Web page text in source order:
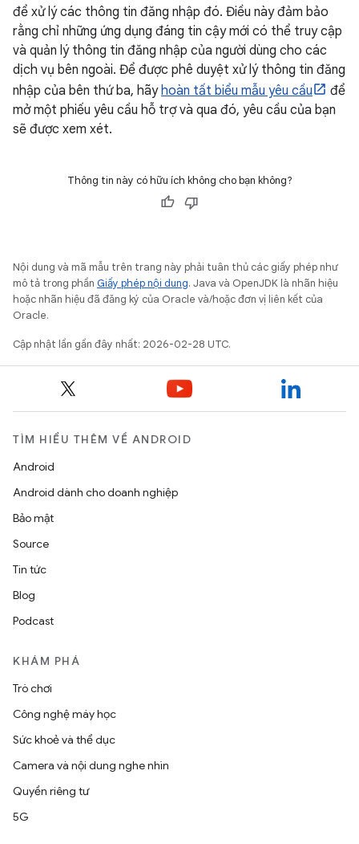
để xử lý các thông tin đăng nhập đó. Điều này đảm bảo
rằng chỉ những ứng dụng đáng tin cậy mới có thể truy cập
và quản lý thông tin đăng nhập của người dùng cho các
dịch vụ bên ngoài. Để được phê duyệt xử lý thông tin đăng
nhập của bên thứ ba, hãyhoàn tất biểu mẫu yêu cầu
để
mở một phiếu yêu cầu hỗ trợ và qua đó, yêu cầu của bạn
sẽ được xem xét.
Thông tin này có hữu ích không cho bạn không?
Nội dung và mã mẫu trên trang này phải tuân thủ các giấy phép như
mô tả trong phần Giấy phép nội dung. Java và OpenJDK là nhãn hiệu
hoặc nhãn hiệu đã đăng ký của Oracle và/hoặc đơn vị liên kết của
Oracle.
Cập nhật lần gần đây nhất: 2026-02-28 UTC.
TÌM HIỂU THÊM VỀ ANDROID
Android
Android dành cho doanh nghiệp
Bảo mật
Source
Tin tức
Blog
Podcast
KHÁM PHÁ
Trò chơi
Công nghệ máy học
Sức khoẻ và thể dục
Camera và nội dung nghe nhìn
Quyền riêng tư
5G